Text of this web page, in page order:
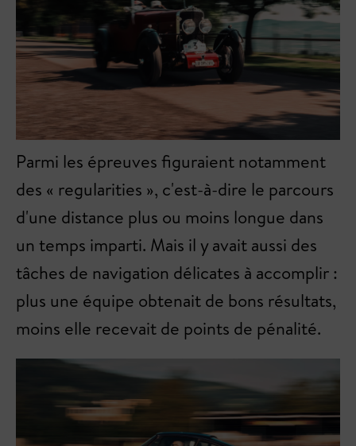
Parmi les épreuves figuraient notamment
des « regularities », c'est-à-dire le parcours
d'une distance plus ou moins longue dans
un temps imparti. Mais il y avait aussi des
tâches de navigation délicates à accomplir :
plus une équipe obtenait de bons résultats,
moins elle recevait de points de pénalité.